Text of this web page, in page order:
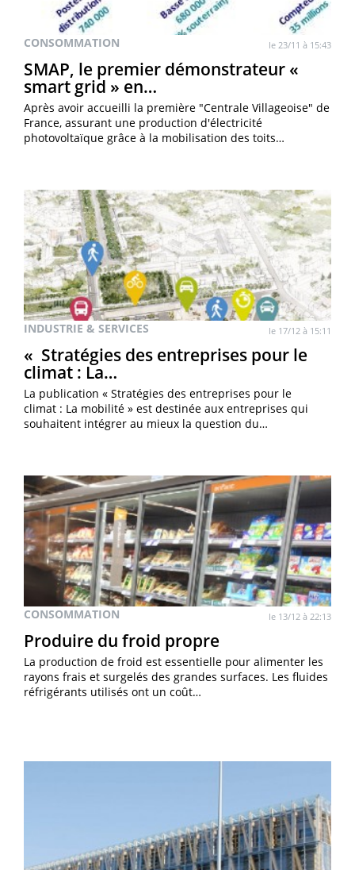
CONSOMMATION le 23/11 à 15:43
SMAP, le premier démonstrateur «
smart grid » en…
Après avoir accueilli la première "Centrale Villageoise" de
France, assurant une production d'électricité
photovoltaïque grâce à la mobilisation des toits…
INDUSTRIE & SERVICES le 17/12 à 15:11
« Stratégies des entreprises pour le
climat : La…
La publication « Stratégies des entreprises pour le
climat : La mobilité » est destinée aux entreprises qui
souhaitent intégrer au mieux la question du…
CONSOMMATION le 13/12 à 22:13
Produire du froid propre
La production de froid est essentielle pour alimenter les
rayons frais et surgelés des grandes surfaces. Les fluides
réfrigérants utilisés ont un coût…